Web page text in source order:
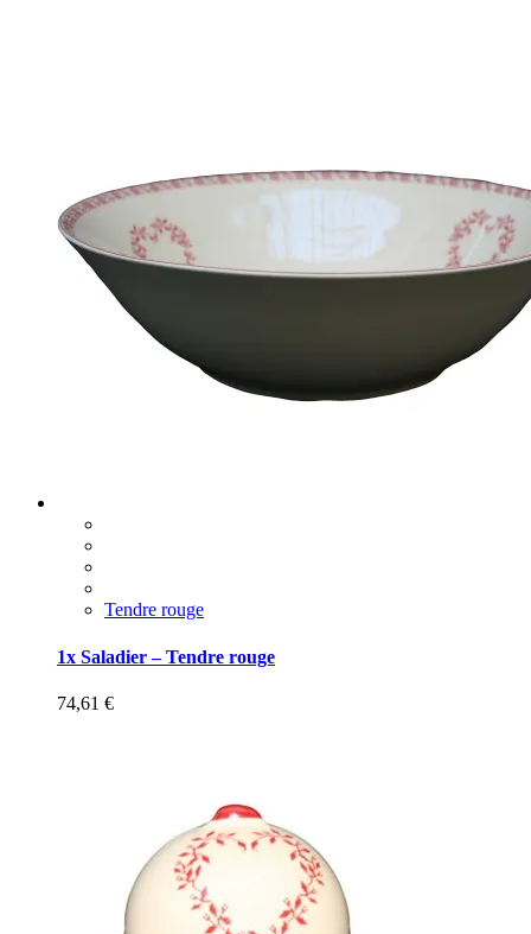
Tendre rouge
1x Saladier – Tendre rouge
74,61 €